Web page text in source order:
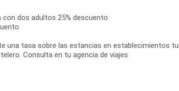
dos adultos 25% descuento
una tasa sobre las estancias en establecimientos
Consulta en tu agencia de viajes